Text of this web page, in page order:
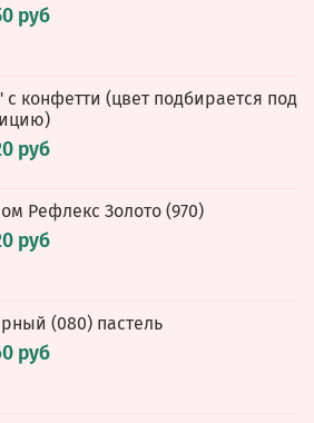
руб
конфетти (цвет подбирается под
руб
Рефлекс Золото (970)
руб
(080) пастель
руб